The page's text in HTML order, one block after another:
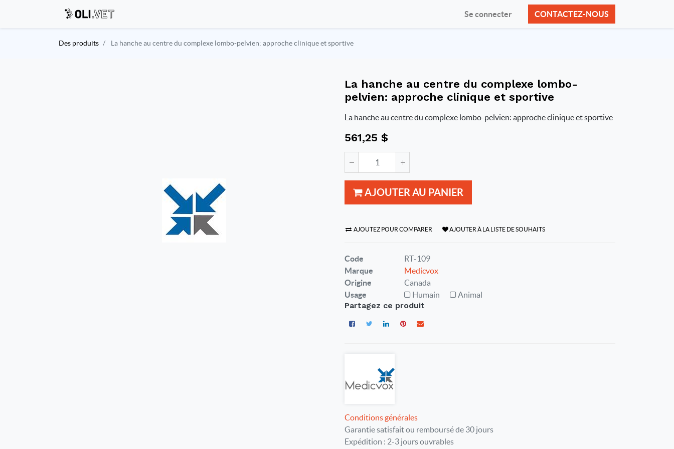
Se connecter CONTACTEZ-NOUS
Des produits La hanche au centre du complexe lombo-pelvien: approche clinique et sportive
La hanche au centre du complexe lombo-
pelvien: approche clinique et sportive
La hanche au centre du complexe lombo-pelvien: approche clinique et sportive
561,25 $
AJOUTER AU PANIER
AJOUTEZ POUR COMPARER AJOUTER À LA LISTE DE SOUHAITS
Code
RT-109
Marque
Medicvox
Origine
Canada
Usage
Humain Animal
Partagez ce produit
Conditions générales
Garantie satisfait ou remboursé de 30 jours
Expédition : 2-3 jours ouvrables